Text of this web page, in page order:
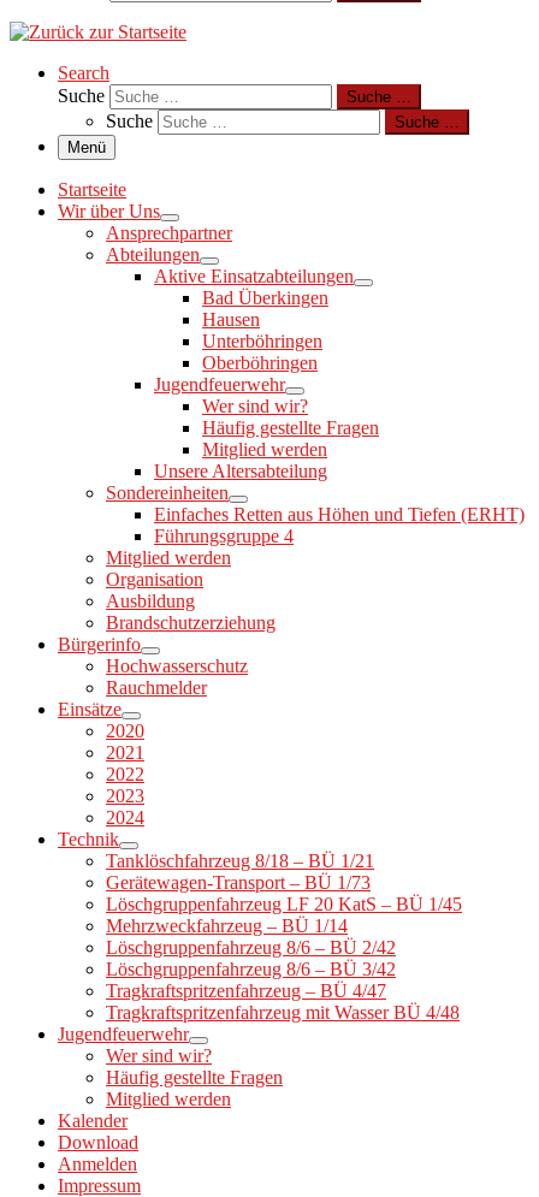
Search
Suche
Suche …
Suche
Suche …
Menü
Startseite
Wir über Uns
Ansprechpartner
Abteilungen
Aktive Einsatzabteilungen
Bad Überkingen
Hausen
Unterböhringen
Oberböhringen
Jugendfeuerwehr
Wer sind wir?
Häufig gestellte Fragen
Mitglied werden
Unsere Altersabteilung
Sondereinheiten
Einfaches Retten aus Höhen und Tiefen (ERHT)
Führungsgruppe 4
Mitglied werden
Organisation
Ausbildung
Brandschutzerziehung
Bürgerinfo
Hochwasserschutz
Rauchmelder
Einsätze
2020
2021
2022
2023
2024
Technik
Tanklöschfahrzeug 8/18 – BÜ 1/21
Gerätewagen-Transport – BÜ 1/73
Löschgruppenfahrzeug LF 20 KatS – BÜ 1/45
Mehrzweckfahrzeug – BÜ 1/14
Löschgruppenfahrzeug 8/6 – BÜ 2/42
Löschgruppenfahrzeug 8/6 – BÜ 3/42
Tragkraftspritzenfahrzeug – BÜ 4/47
Tragkraftspritzenfahrzeug mit Wasser BÜ 4/48
Jugendfeuerwehr
Wer sind wir?
Häufig gestellte Fragen
Mitglied werden
Kalender
Download
Anmelden
Impressum